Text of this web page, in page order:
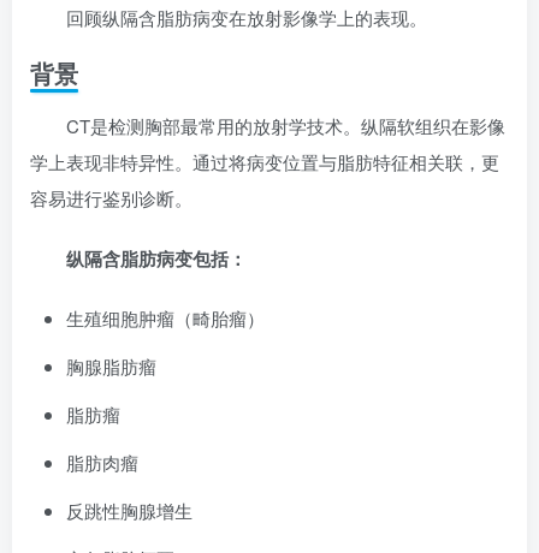
回顾纵隔含脂肪病变在放射影像学上的表现。
背景
CT是检测胸部最常用的放射学技术。纵隔软组织在影像
学上表现非特异性。通过将病变位置与脂肪特征相关联，更
容易进行鉴别诊断。
纵隔含脂肪病变包括：
生殖细胞肿瘤（畸胎瘤）
胸腺脂肪瘤
脂肪瘤
脂肪肉瘤
反跳性胸腺增生